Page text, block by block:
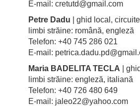
E-mail: cretutd@gmail.com
Petre Dadu | ghid local,
limbi străine: română, engleză
Telefon: +40 745 286 021
E-mail:
Maria BADELITA TECLA |
limbi străine: engleză,
Telefon: +40 726 480 649
E-mail: jaleo22@yahoo.com